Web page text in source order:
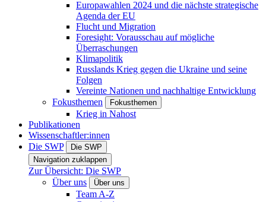
Europawahlen 2024 und die nächste strategische
Agenda der EU
Flucht und Migration
Foresight: Vorausschau auf mögliche
Überraschungen
Klimapolitik
Russlands Krieg gegen die Ukraine und seine
Folgen
Vereinte Nationen und nachhaltige Entwicklung
Fokusthemen
Fokusthemen
Krieg in Nahost
Publikationen
Wissenschaftler:innen
Die SWP
Die SWP
Navigation zuklappen
Zur Übersicht: Die SWP
Über uns
Über uns
Team A-Z